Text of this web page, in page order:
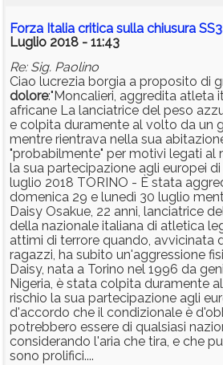
Forza Italia critica sulla chiusura
Luglio 2018 - 11:43
Re: Sig. Paolino
Ciao lucrezia borgia a proposito di
dolore:"Moncalieri, aggredita atleta
africane La lanciatrice del peso
e colpita duramente al volto da un
mentre rientrava nella sua
"probabilmente" per motivi legati al
la sua partecipazione agli europei
luglio 2018 TORINO - È stata
domenica 29 e lunedì 30 luglio
Daisy Osakue, 22 anni, lanciatrice
della nazionale italiana di atletica
attimi di terrore quando, avvicinata
ragazzi, ha subito un'aggressione
Daisy, nata a Torino nel 1996 da
Nigeria, è stata colpita duramente
rischio la sua partecipazione agli
d'accordo che il condizionale è
potrebbero essere di qualsiasi
considerando l'aria che tira, e che
sono prolifici....